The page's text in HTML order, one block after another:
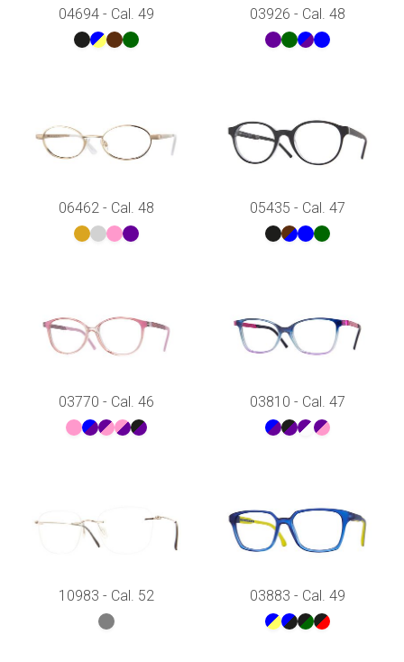
04694 - Cal. 49 03926 - Cal. 48
06462 - Cal. 48 05435 - Cal. 47
03770 - Cal. 46 03810 - Cal. 47
10983 - Cal. 52 03883 - Cal. 49